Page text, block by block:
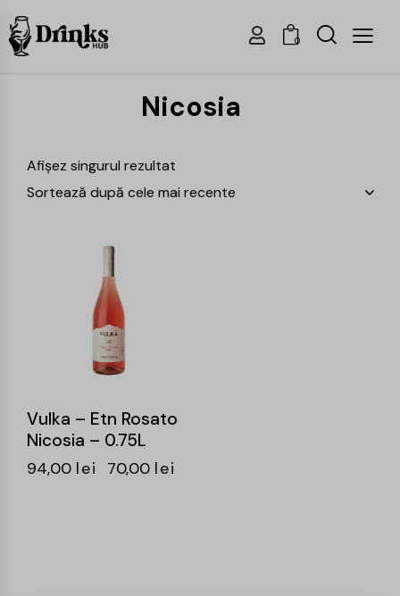
0
Nicosia
Afișez singurul rezultat
Vulka – Etn Rosato
Nicosia – 0.75L
94,00 lei 70,00 lei